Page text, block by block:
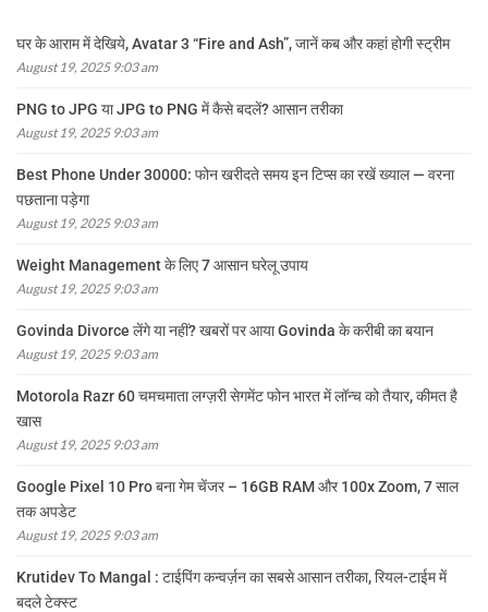
घर के आराम में देखिये, Avatar 3 “Fire and Ash”, जानें कब और कहां होगी स्ट्रीम
August 19, 2025 9:03 am
PNG to JPG या JPG to PNG में कैसे बदलें? आसान तरीका
August 19, 2025 9:03 am
Best Phone Under 30000: फोन खरीदते समय इन टिप्स का रखें ख्याल — वरना
पछताना पड़ेगा
August 19, 2025 9:03 am
Weight Management के लिए 7 आसान घरेलू उपाय
August 19, 2025 9:03 am
Govinda Divorce लेंगे या नहीं? खबरों पर आया Govinda के करीबी का बयान
August 19, 2025 9:03 am
Motorola Razr 60 चमचमाता लग्ज़री सेगमेंट फोन भारत में लॉन्च को तैयार, कीमत है
खास
August 19, 2025 9:03 am
Google Pixel 10 Pro बना गेम चेंजर – 16GB RAM और 100x Zoom, 7 साल
तक अपडेट
August 19, 2025 9:03 am
Krutidev To Mangal : टाईपिंग कन्वर्ज़न का सबसे आसान तरीका, रियल-टाईम में
बदले टेक्स्ट